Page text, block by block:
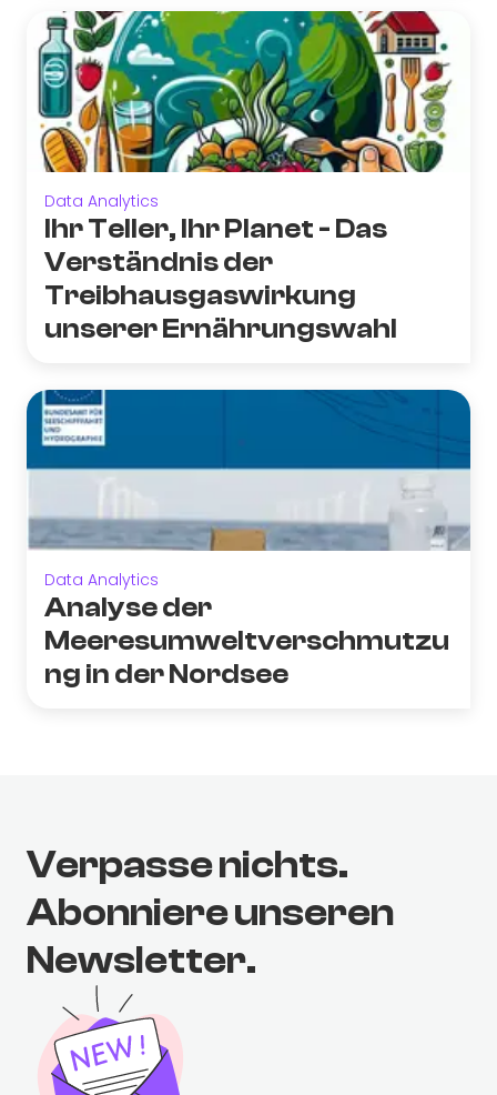
Data Analytics
Ihr Teller, Ihr Planet - Das
Verständnis der
Treibhausgaswirkung
unserer Ernährungswahl
Data Analytics
Analyse der
Meeresumweltverschmutzu
ng in der Nordsee
Verpasse nichts.
Abonniere unseren
Newsletter.